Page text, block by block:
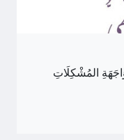
المُشْكِلَاتِ